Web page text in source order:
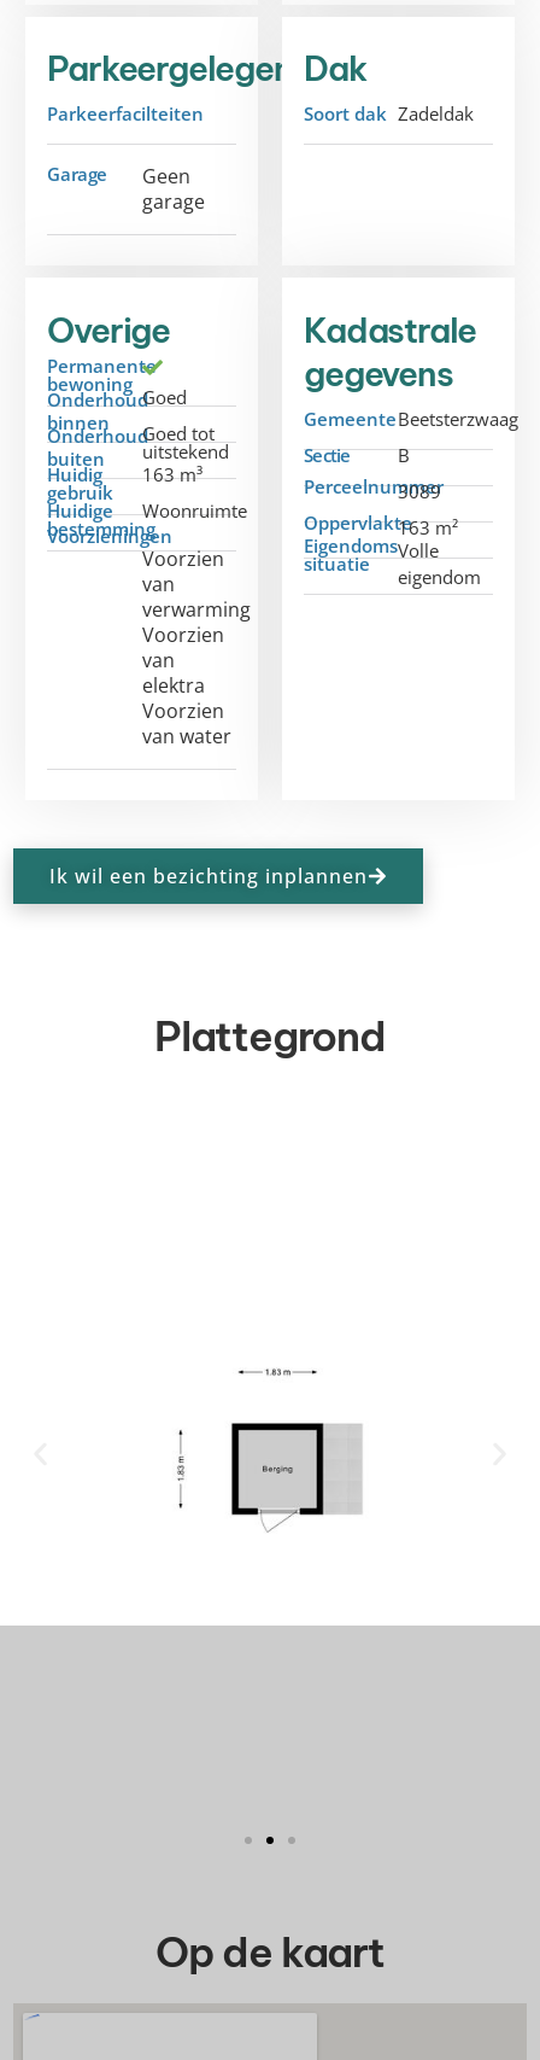
Parkeergelegenheid
Parkeerfacilteiten
Garage
Geen
garage
Dak
Soort dak Zadeldak
Overige
Permanente
bewoning
Onderhoud
binnen
Goed
Onderhoud
buiten
Goed tot
uitstekend
Huidig
gebruik
163 m³
Huidige
bestemming
Woonruimte
Voorzieningen
Voorzien
van
verwarming
Voorzien
van
elektra
Voorzien
van water
Kadastrale
gegevens
GemeenteBeetsterzwaag
Sectie
B
Perceelnummer
3089
Oppervlakte163 m²
Eigendoms
situatie
Volle
eigendom
Ik wil een bezichting inplannen
Plattegrond
Op de kaart